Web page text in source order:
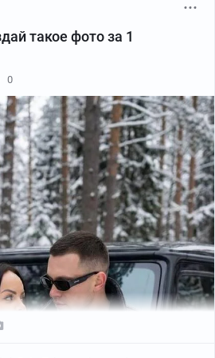
через раз видео вообще
переписка а не портфолио.
такое фото за 1
0